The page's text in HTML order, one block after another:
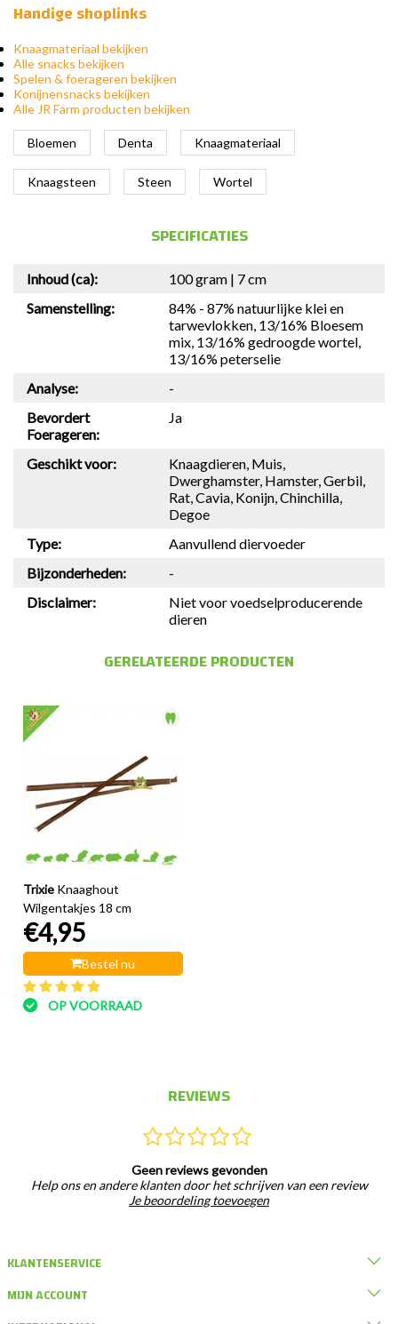
Handige shoplinks
Knaagmateriaal bekijken
Alle snacks bekijken
Spelen & foerageren bekijken
Konijnensnacks bekijken
Alle JR Farm producten bekijken
Bloemen Denta Knaagmateriaal
Knaagsteen Steen Wortel
SPECIFICATIES
Inhoud (ca):
100 gram | 7 cm
Samenstelling:
84% - 87% natuurlijke klei en
tarwevlokken, 13/16% Bloesem
mix, 13/16% gedroogde wortel,
13/16% peterselie
Analyse:
-
Bevordert
Foerageren:
Ja
Geschikt voor:
Knaagdieren, Muis,
Dwerghamster, Hamster, Gerbil,
Rat, Cavia, Konijn, Chinchilla,
Degoe
Type:
Aanvullend diervoeder
Bijzonderheden:
-
Disclaimer:
Niet voor voedselproducerende
dieren
GERELATEERDE PRODUCTEN
Trixie Knaaghout
Wilgentakjes 18 cm
€4,95
Bestel nu
OP VOORRAAD
REVIEWS
Geen reviews gevonden
Help ons en andere klanten door het schrijven van een review
Je beoordeling toevoegen
KLANTENSERVICE
MIJN ACCOUNT